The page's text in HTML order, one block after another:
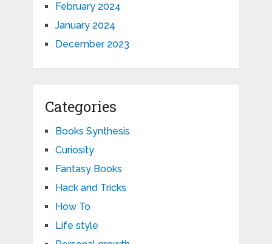
February 2024
January 2024
December 2023
Categories
Books Synthesis
Curiosity
Fantasy Books
Hack and Tricks
How To
Life style